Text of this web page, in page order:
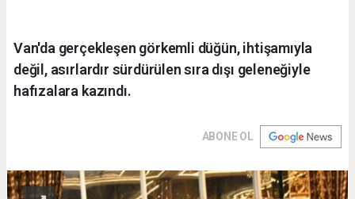
Van'da gerçekleşen görkemli düğün, ihtişamıyla
değil, asırlardır sürdürülen sıra dışı geleneğiyle
hafızalara kazındı.
ABONE OL